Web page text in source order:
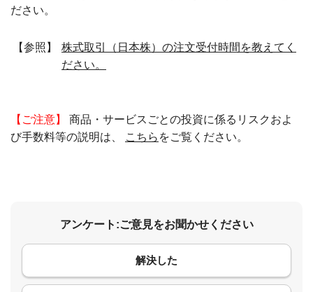
ださい。
【参照】
株式取引（日本株）の注文受付時間を教えてく
ださい。
【ご注意】
商品・サービスごとの投資に係るリスクおよ
び手数料等の説明は、
こちら をご覧ください。
アンケート:ご意見をお聞かせください
解決した
コメント